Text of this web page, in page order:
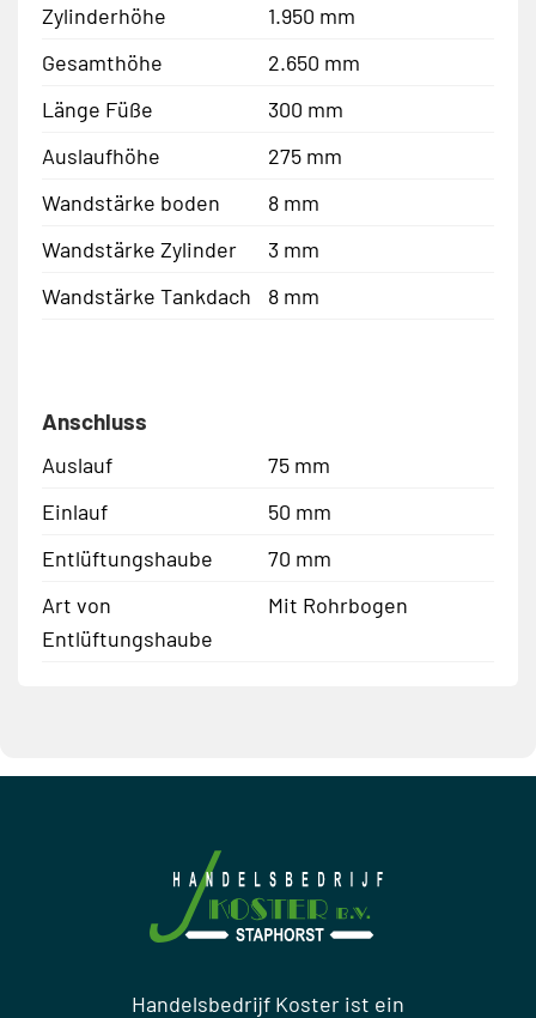
Zylinderhöhe
1.950 mm
Gesamthöhe
2.650 mm
Länge Füße
300 mm
Auslaufhöhe
275 mm
Wandstärke boden
8 mm
Wandstärke Zylinder
3 mm
Wandstärke Tankdach
8 mm
Anschluss
Auslauf
75 mm
Einlauf
50 mm
Entlüftungshaube
70 mm
Art von
Entlüftungshaube
Mit Rohrbogen
Handelsbedrijf Koster ist ein